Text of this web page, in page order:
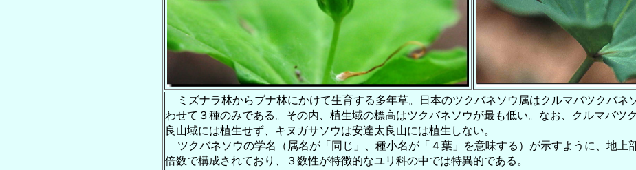
ミズナラ林からブナ林にかけて生育する多年草。日本のツクバネソウ属はクルマバツクバネ
わせて３種のみである。その内、植生域の標高はツクバネソウが最も低い。なお、クルマバツ
良山域には植生せず、キヌガサソウは安達太良山には植生しない。
ツクバネソウの学名（属名が「同じ」、種小名が「４葉」を意味する）が示すように、地上
倍数で構成されており、３数性が特徴的なユリ科の中では特異的である。